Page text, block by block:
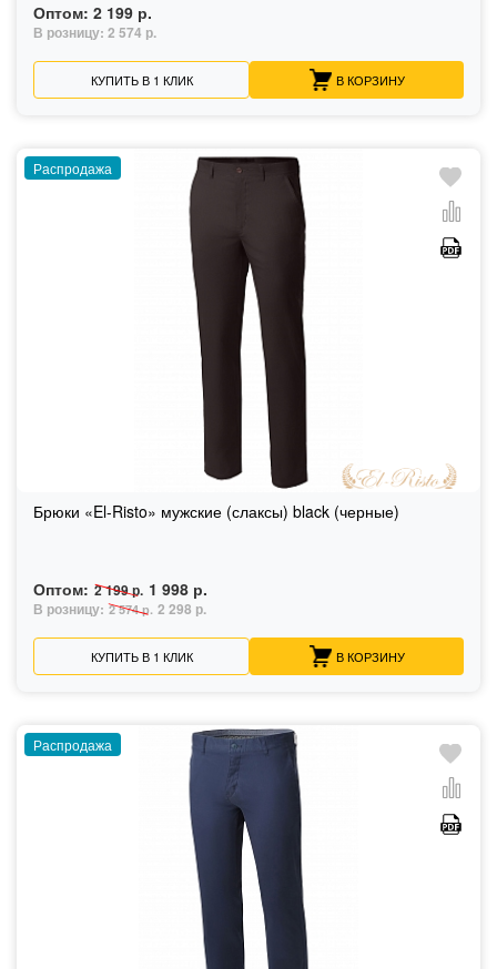
Оптом: 2 199 р.
В розницу: 2 574 р.
КУПИТЬ В 1 КЛИК В КОРЗИНУ
Распродажа
Брюки «El-Risto» мужские (слаксы) black (черные)
Оптом: 2 199 р. 1 998 р.
В розницу: 2 574 р. 2 298 р.
КУПИТЬ В 1 КЛИК В КОРЗИНУ
Распродажа